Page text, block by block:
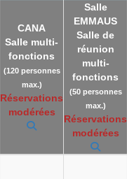
CANA
Salle multi-
fonctions
(120 personnes
max.)
Réservations
modérées
Salle
EMMAUS
Salle de
réunion
multi-
fonctions
(50 personnes
max.)
Réservations
modérées